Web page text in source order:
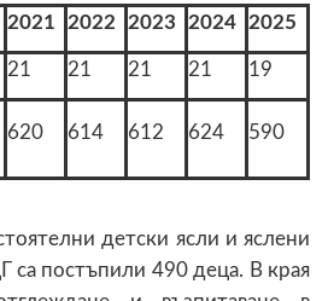
2021 2022 2023 2024 2025
21 21 21 21 19
620 614 612 624 590
детски ясли и яслени
са постъпили 490 деца. В края